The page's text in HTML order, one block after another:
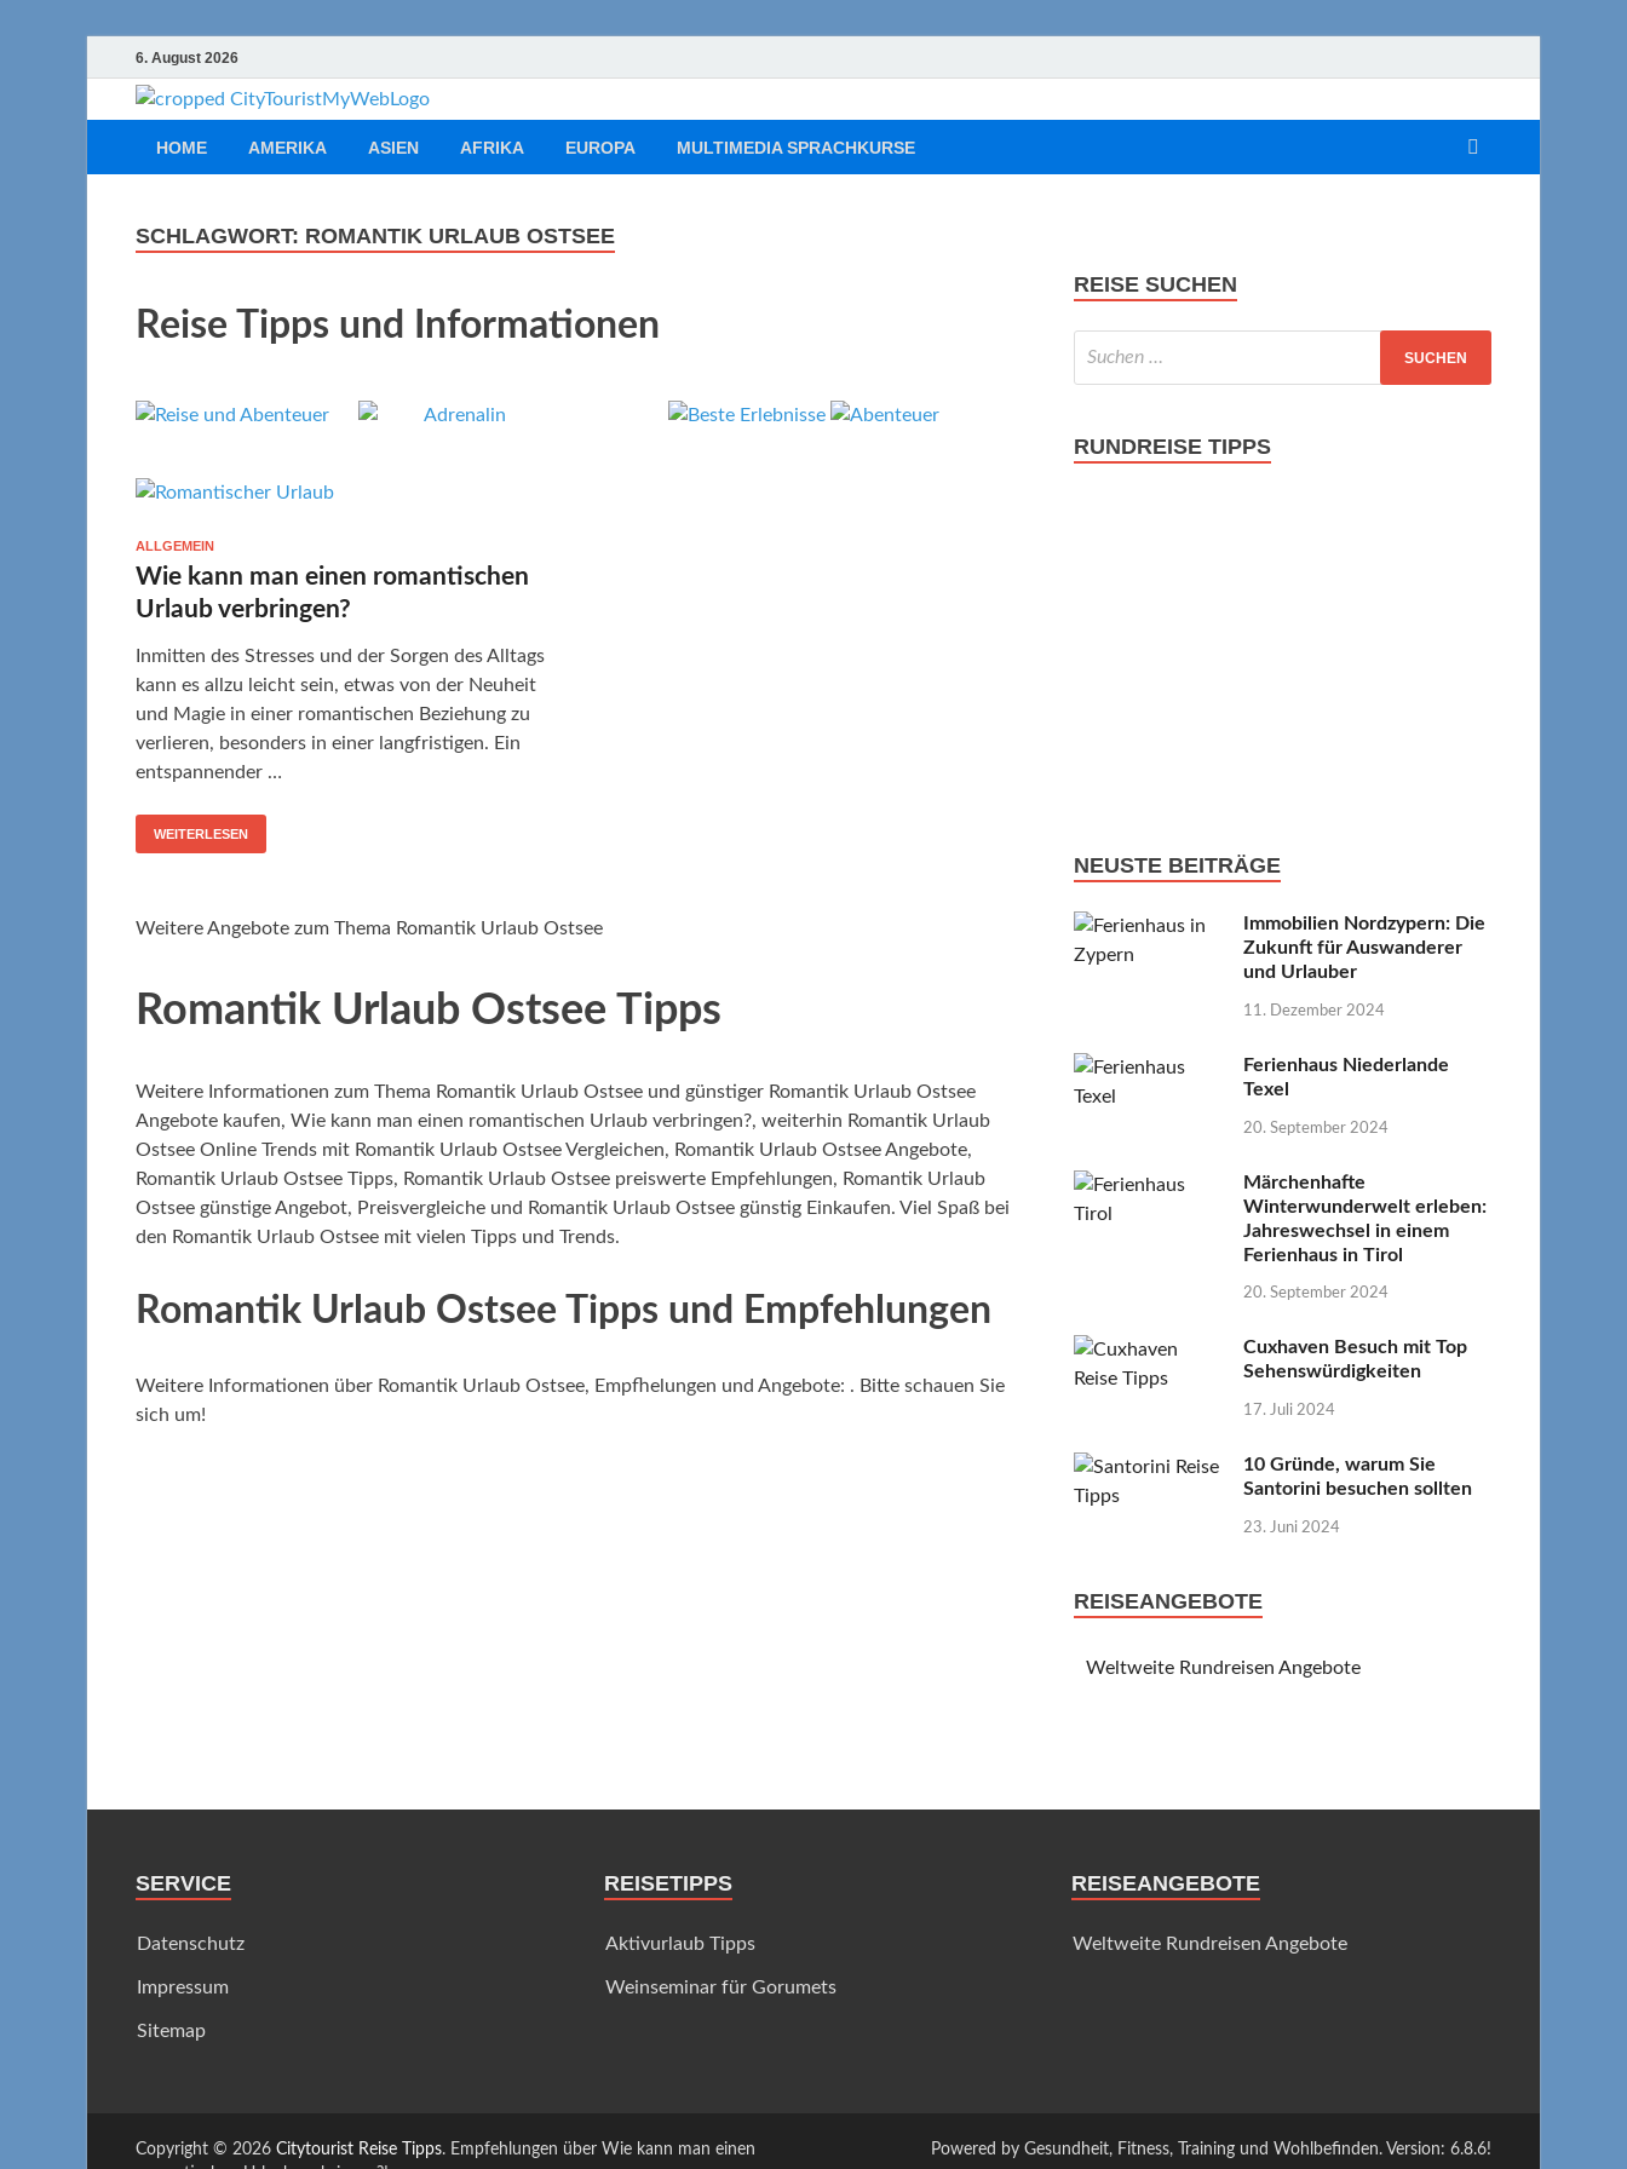
6. August 2026
Citytourist Reise Tipps
Urlaub, Ferien, Flüge, Freizeit, Reise
HOME AMERIKA ASIEN AFRIKA EUROPA MULTIMEDIA SPRACHKURSE
SCHLAGWORT: ROMANTIK URLAUB OSTSEE
Reise Tipps und Informationen
ALLGEMEIN
Wie kann man einen romantischen
Urlaub verbringen?
Inmitten des Stresses und der Sorgen des Alltags
kann es allzu leicht sein, etwas von der Neuheit
und Magie in einer romantischen Beziehung zu
verlieren, besonders in einer langfristigen. Ein
entspannender …
WEITERLESEN
Weitere Angebote zum Thema Romantik Urlaub Ostsee
Romantik Urlaub Ostsee Tipps
Weitere Informationen zum Thema Romantik Urlaub Ostsee und günstiger Romantik Urlaub Ostsee
Angebote kaufen, Wie kann man einen romantischen Urlaub verbringen?, weiterhin Romantik Urlaub
Ostsee Online Trends mit Romantik Urlaub Ostsee Vergleichen, Romantik Urlaub Ostsee Angebote,
Romantik Urlaub Ostsee Tipps, Romantik Urlaub Ostsee preiswerte Empfehlungen, Romantik Urlaub
Ostsee günstige Angebot, Preisvergleiche und Romantik Urlaub Ostsee günstig Einkaufen. Viel Spaß bei
den Romantik Urlaub Ostsee mit vielen Tipps und Trends.
Romantik Urlaub Ostsee Tipps und Empfehlungen
Weitere Informationen über Romantik Urlaub Ostsee, Empfhelungen und Angebote: . Bitte schauen Sie
sich um!
REISE SUCHEN
RUNDREISE TIPPS
NEUSTE BEITRÄGE
Immobilien Nordzypern: Die
Zukunft für Auswanderer
und Urlauber
11. Dezember 2024
Ferienhaus Niederlande
Texel
20. September 2024
Märchenhafte
Winterwunderwelt erleben:
Jahreswechsel in einem
Ferienhaus in Tirol
20. September 2024
Cuxhaven Besuch mit Top
Sehenswürdigkeiten
17. Juli 2024
10 Gründe, warum Sie
Santorini besuchen sollten
23. Juni 2024
REISEANGEBOTE
Weltweite Rundreisen Angebote
SERVICE
Datenschutz
Impressum
Sitemap
REISETIPPS
Aktivurlaub Tipps
Weinseminar für Gorumets
REISEANGEBOTE
Weltweite Rundreisen Angebote
Copyright © 2026 Citytourist Reise Tipps. Empfehlungen über Wie kann man einen
Powered by Gesundheit, Fitness, Training und Wohlbefinden. Version: 6.8.6!